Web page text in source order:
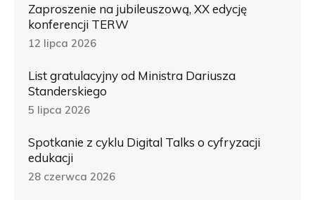
Zaproszenie na jubileuszową, XX edycję
konferencji TERW
12 lipca 2026
List gratulacyjny od Ministra Dariusza
Standerskiego
5 lipca 2026
Spotkanie z cyklu Digital Talks o cyfryzacji
edukacji
28 czerwca 2026